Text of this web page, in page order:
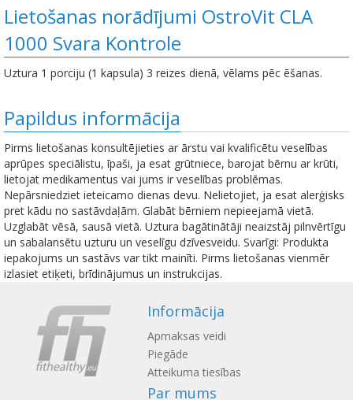
Lietošanas norādījumi OstroVit CLA
1000 Svara Kontrole
Uztura 1 porciju (1 kapsula) 3 reizes dienā, vēlams pēc ēšanas.
Papildus informācija
Pirms lietošanas konsultējieties ar ārstu vai kvalificētu veselības
aprūpes speciālistu, īpaši, ja esat grūtniece, barojat bērnu ar krūti,
lietojat medikamentus vai jums ir veselības problēmas.
Nepārsniedziet ieteicamo dienas devu. Nelietojiet, ja esat alerģisks
pret kādu no sastāvdaļām. Glabāt bērniem nepieejamā vietā.
Uzglabāt vēsā, sausā vietā. Uztura bagātinātāji neaizstāj pilnvērtīgu
un sabalansētu uzturu un veselīgu dzīvesveidu. Svarīgi: Produkta
iepakojums un sastāvs var tikt mainīti. Pirms lietošanas vienmēr
izlasiet etiķeti, brīdinājumus un instrukcijas.
Informācija
Apmaksas veidi
Piegāde
Atteikuma tiesības
Par mums